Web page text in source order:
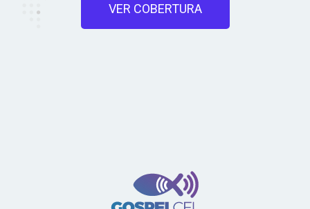
VER COBERTURA